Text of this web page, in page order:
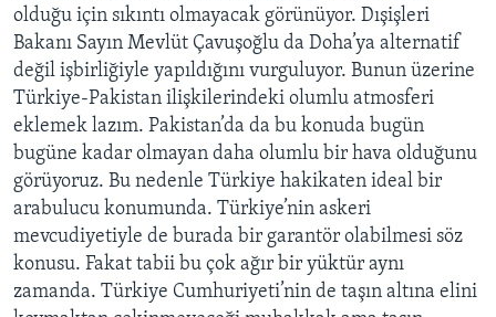
olduğu için sıkıntı olmayacak görünüyor. Dışişleri
Bakanı Sayın Mevlüt Çavuşoğlu da Doha’ya alternatif
değil işbirliğiyle yapıldığını vurguluyor. Bunun üzerine
Türkiye-Pakistan ilişkilerindeki olumlu atmosferi
eklemek lazım. Pakistan’da da bu konuda bugün
bugüne kadar olmayan daha olumlu bir hava olduğunu
görüyoruz. Bu nedenle Türkiye hakikaten ideal bir
arabulucu konumunda. Türkiye’nin askeri
mevcudiyetiyle de burada bir garantör olabilmesi söz
konusu. Fakat tabii bu çok ağır bir yüktür aynı
zamanda. Türkiye Cumhuriyeti’nin de taşın altına elini